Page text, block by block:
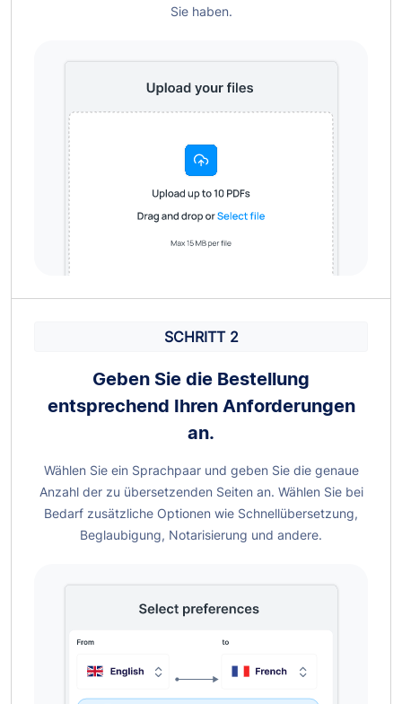
Sie haben.
SCHRITT 2
Geben Sie die Bestellung
entsprechend Ihren Anforderungen
an.
Wählen Sie ein Sprachpaar und geben Sie die genaue
Anzahl der zu übersetzenden Seiten an. Wählen Sie bei
Bedarf zusätzliche Optionen wie Schnellübersetzung,
Beglaubigung, Notarisierung und andere.